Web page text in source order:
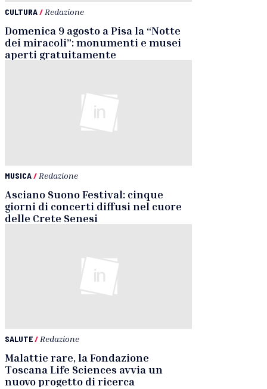
CULTURA/ Redazione
Domenica 9 agosto a Pisa la “Notte
dei miracoli”: monumenti e musei
aperti gratuitamente
MUSICA/ Redazione
Asciano Suono Festival: cinque
giorni di concerti diffusi nel cuore
delle Crete Senesi
SALUTE/ Redazione
Malattie rare, la Fondazione
Toscana Life Sciences avvia un
nuovo progetto di ricerca